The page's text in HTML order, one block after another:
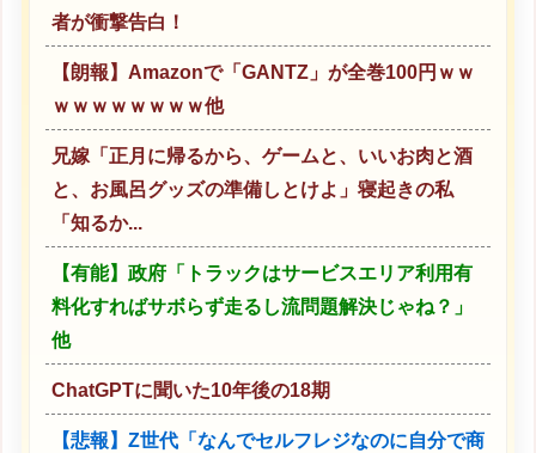
者が衝撃告白！
【朗報】Amazonで「GANTZ」が全巻100円ｗｗ
ｗｗｗｗｗｗｗｗ他
兄嫁「正月に帰るから、ゲームと、いいお肉と酒
と、お風呂グッズの準備しとけよ」寝起きの私
「知るか...
【有能】政府「トラックはサービスエリア利用有
料化すればサボらず走るし流問題解決じゃね？」
他
ChatGPTに聞いた10年後の18期
【悲報】Z世代「なんでセルフレジなのに自分で商